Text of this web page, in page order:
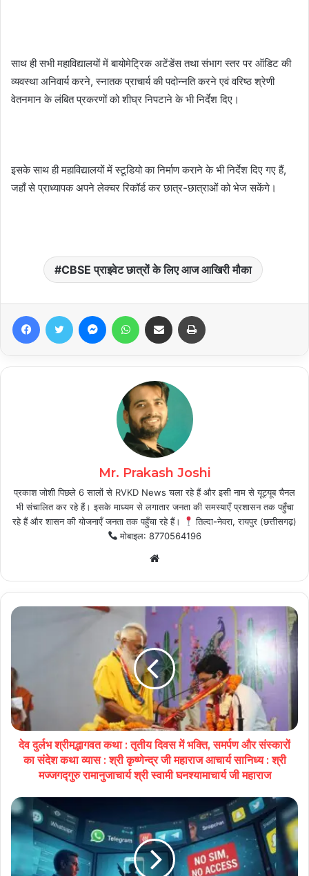
साथ ही सभी महाविद्यालयों में बायोमेट्रिक अटेंडेंस तथा संभाग स्तर पर ऑडिट की
व्यवस्था अनिवार्य करने, स्नातक प्राचार्य की पदोन्नति करने एवं वरिष्ठ श्रेणी
वेतनमान के लंबित प्रकरणों को शीघ्र निपटाने के भी निर्देश दिए।
इसके साथ ही महाविद्यालयों में स्टूडियो का निर्माण कराने के भी निर्देश दिए गए हैं,
जहाँ से प्राध्यापक अपने लेक्चर रिकॉर्ड कर छात्र-छात्राओं को भेज सकेंगे।
CBSE प्राइवेट छात्रों के लिए आज आखिरी मौका
FacebookTwitter MessengerWhatsAppShare via Email
Mr. Prakash Joshi
प्रकाश जोशी पिछले 6 सालों से RVKD News चला रहे हैं और इसी नाम से यूट्यूब चैनल
भी संचालित कर रहे हैं। इसके माध्यम से लगातार जनता की समस्याएँ प्रशासन तक पहुँचा
रहे हैं और शासन की योजनाएँ जनता तक पहुँचा रहे हैं।
तिल्दा-नेवरा, रायपुर (छत्तीसगढ़)
मोबाइल: 8770564196
Website
देव दुर्लभ श्रीमद्भागवत कथा : तृतीय दिवस में भक्ति, समर्पण और संस्कारों
का संदेश कथा व्यास : श्री कृष्णेन्द्र जी महाराज आचार्य सानिध्य : श्री
मज्जगद्गुरु रामानुजाचार्य श्री स्वामी घनश्यामाचार्य जी महाराज